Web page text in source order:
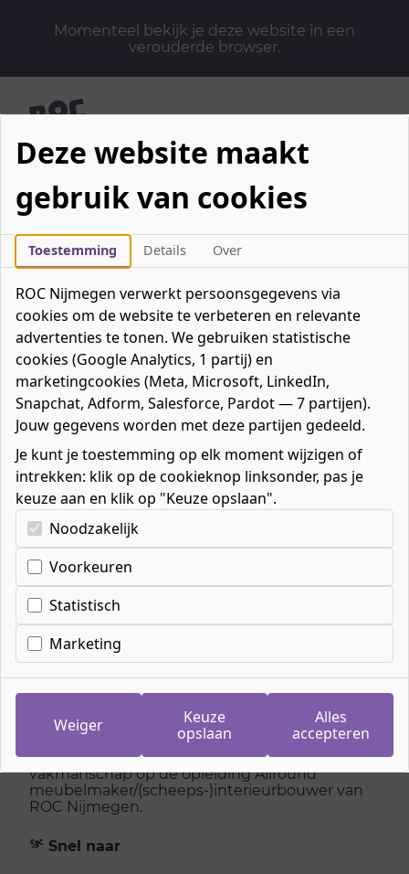
Momenteel bekijk je deze website in een
verouderde browser.
Werken & Leren
Mavo / havo / vwo
Contact
Over ons
Bedrijven
Favorieten0favorieten
Mijn ROC
Zoeken
Zoeken
Home» Mbo-opleidingen»
Bouw, Afbouw & Infra
Meubel- en interieurbouw
Meubelmaker/(scheeps)interieurbouwer
Meubelmaker/​
Een balie van een school. Inrichtingen van
restaurants. Scheepsinterieurs. Complexe
meubels. Hoe je dit maakt? Leer het
vakmanschap op de opleiding Allround
meubelmaker/(scheeps-)interieurbouwer van
ROC Nijmegen.
Snel naar
Deze website maakt
gebruik van cookies
Toestemming Details Over
ROC Nijmegen verwerkt persoonsgegevens via
cookies om de website te verbeteren en relevante
advertenties te tonen. We gebruiken statistische
cookies (Google Analytics, 1 partij) en
marketingcookies (Meta, Microsoft, LinkedIn,
Snapchat, Adform, Salesforce, Pardot — 7 partijen).
Jouw gegevens worden met deze partijen gedeeld.
Je kunt je toestemming op elk moment wijzigen of
intrekken: klik op de cookieknop linksonder, pas je
keuze aan en klik op "Keuze opslaan".
Kies uw cookie-voorkeuren
Noodzakelijk
Voorkeuren
Statistisch
Marketing
Weiger
Keuze
opslaan
Alles
accepteren